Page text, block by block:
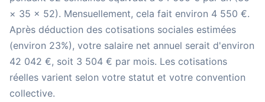
× 35 × 52). Mensuellement, cela fait environ 4 550 €.
Après déduction des cotisations sociales estimées
(environ 23%), votre salaire net annuel serait d'environ
42 042 €, soit 3 504 € par mois. Les cotisations
réelles varient selon votre statut et votre convention
collective.